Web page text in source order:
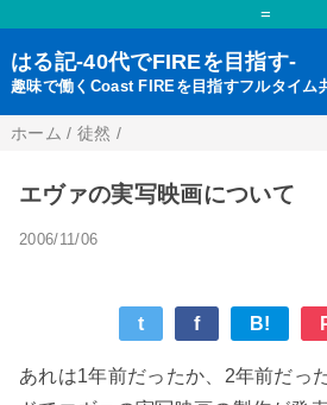
=
はる記-40代でFIREを目指す-
趣味で働くCoast FIREを目指すフルタイム
ホーム / 徒然 /
エヴァの実写映画について
2006/11/06
t f B!
あれは1年前だったか、2年前だ